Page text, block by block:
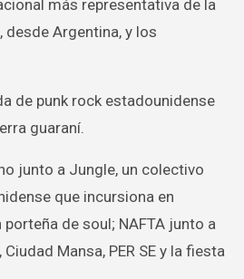
más representativa de la
desde Argentina, y los
de punk rock estadounidense
guaraní.
junto a Jungle, un colectivo
que incursiona en
de soul; NAFTA junto a
Mansa, PER SE y la fiesta